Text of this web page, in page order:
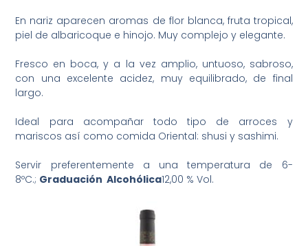
En nariz aparecen aromas de flor blanca, fruta tropical,
piel de albaricoque e hinojo. Muy complejo y elegante.
Fresco en boca, y a la vez amplio, untuoso, sabroso,
con una excelente acidez, muy equilibrado, de final
largo.
Ideal para acompañar todo tipo de arroces y
mariscos así como comida Oriental: shusi y sashimi.
Servir preferentemente a una temperatura de 6-
8ºC.; GraduaciónAlcohólica12,00 % Vol.